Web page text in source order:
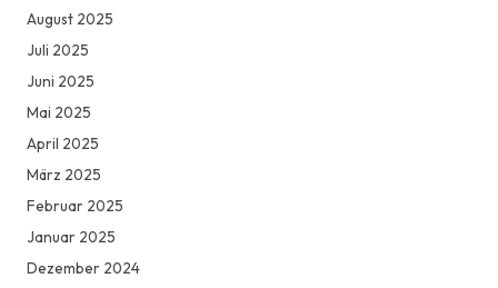
August 2025
Juli 2025
Juni 2025
Mai 2025
April 2025
März 2025
Februar 2025
Januar 2025
Dezember 2024